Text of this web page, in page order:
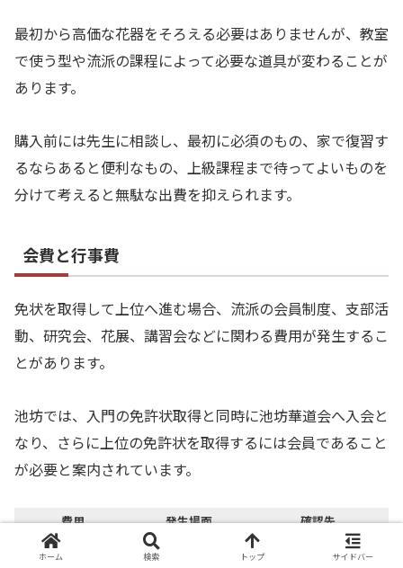
最初から高価な花器をそろえる必要はありませんが、教室
で使う型や流派の課程によって必要な道具が変わることが
あります。
購入前には先生に相談し、最初に必須のもの、家で復習す
るならあると便利なもの、上級課程まで待ってよいものを
分けて考えると無駄な出費を抑えられます。
会費と行事費
免状を取得して上位へ進む場合、流派の会員制度、支部活
動、研究会、花展、講習会などに関わる費用が発生するこ
とがあります。
池坊では、入門の免許状取得と同時に池坊華道会へ入会と
なり、さらに上位の免許状を取得するには会員であること
が必要と案内されています。
費用 発生場面
確認先
会員登録
流派や支部
ホーム 検索 トップ サイドバー